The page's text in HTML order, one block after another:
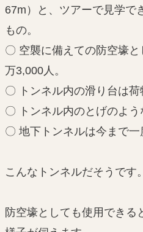
67m）と、ツアーで見学で
もの。
〇 空襲に備えての防空壕
万3,000人。
〇 トンネル内の滑り台は荷
〇 トンネル内のとげのよう
〇 地下トンネルは今まで一
こんなトンネルだそうです。
防空壕としても使用できる